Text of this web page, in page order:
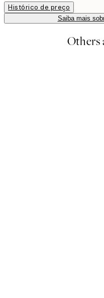
Histórico de preço
Saiba mais
Others